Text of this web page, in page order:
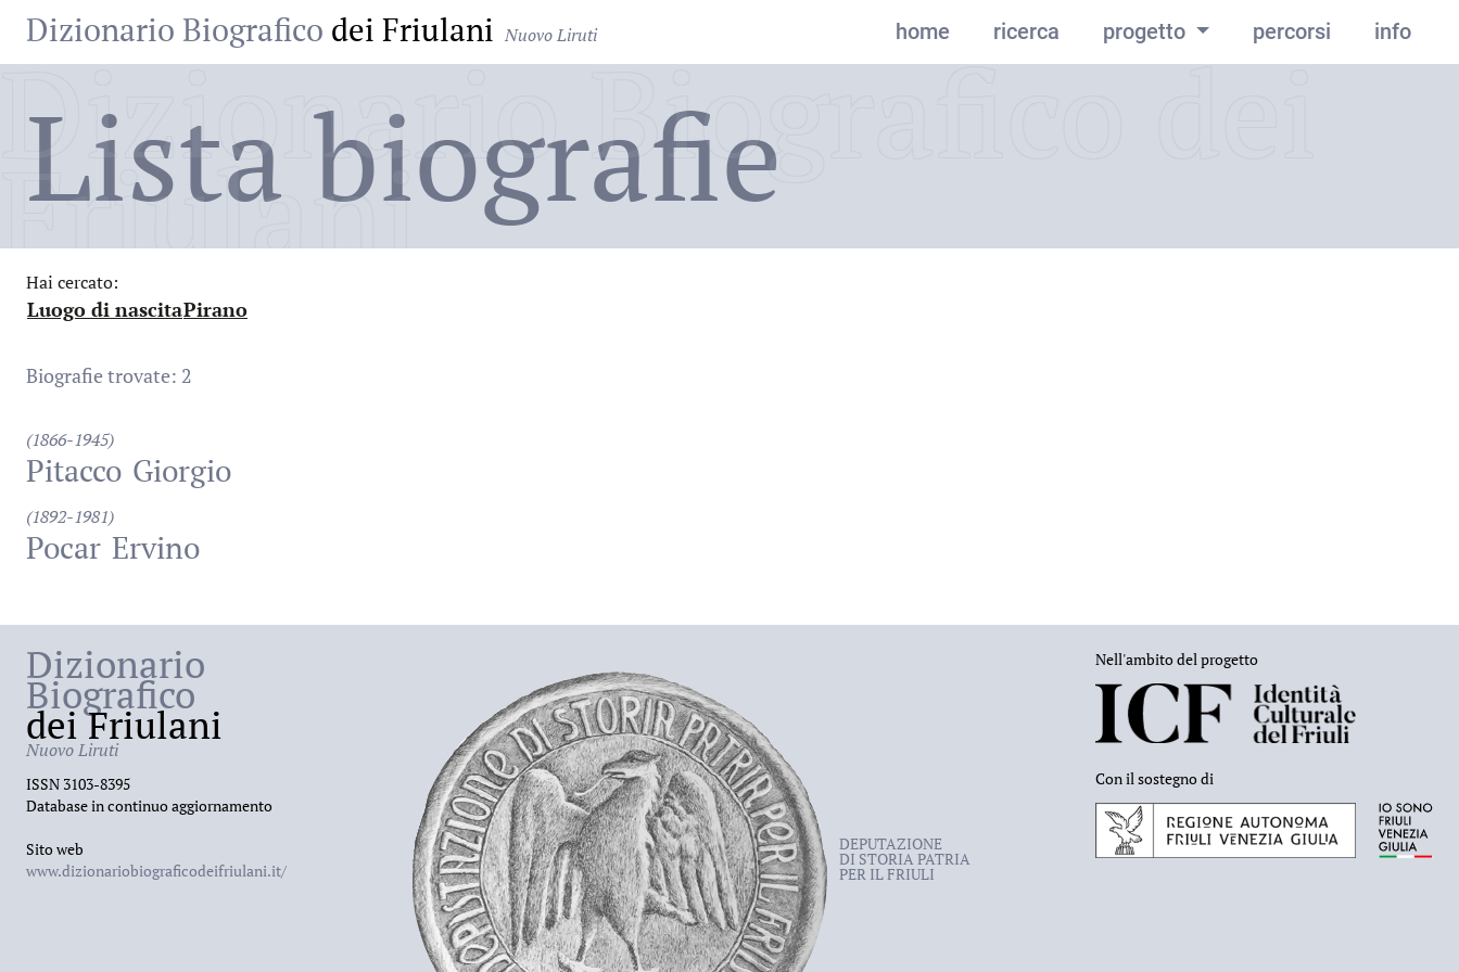
Dizionario Biografico dei Friulani Nuovo Liruti home ricerca progetto percorsi info
Dizionario Biografico dei
Friulani
Lista biografie
Hai cercato:
Luogo di nascita
:Pirano
Biografie trovate: 2
(1866-1945)
Pitacco Giorgio
(1892-1981)
Pocar Ervino
Dizionario
Biografico
dei Friulani
Nuovo Liruti
ISSN 3103-8395
Database in continuo aggiornamento
Sito web
www.dizionariobiograficodeifriulani.it/
DEPUTAZIONE
DI STORIA PATRIA
PER IL FRIULI
Nell'ambito del progetto
Con il sostegno di